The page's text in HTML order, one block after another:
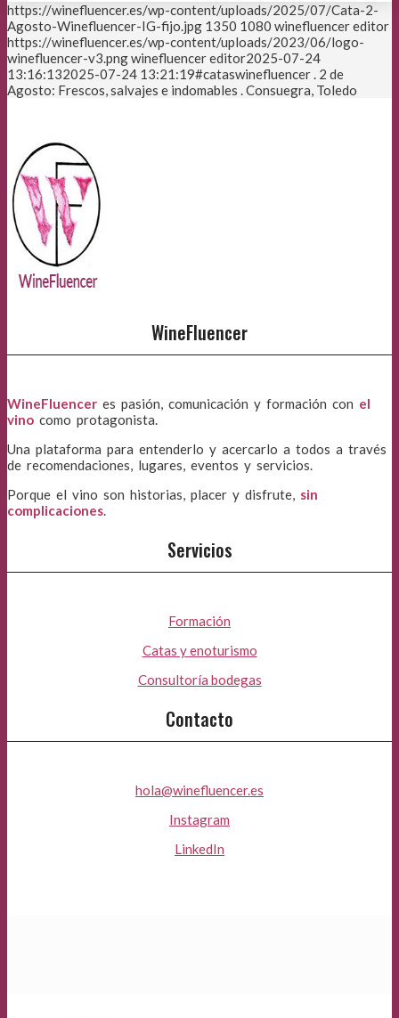
https://winefluencer.es/wp-content/uploads/2025/07/Cata-2-
Agosto-Winefluencer-IG-fijo.jpg 1350 1080 winefluencer editor
https://winefluencer.es/wp-content/uploads/2023/06/logo-
winefluencer-v3.pngwinefluencer editor2025-07-24
13:16:132025-07-24 13:21:19#cataswinefluencer . 2 de
Agosto: Frescos, salvajes e indomables . Consuegra, Toledo
WineFluencer
WineFluencer es pasión, comunicación y formación con el
vino como protagonista.
Una plataforma para entenderlo y acercarlo a todos a través
de recomendaciones, lugares, eventos y servicios.
Porque el vino son historias, placer y disfrute, sin
complicaciones.
Servicios
Formación
Catas y enoturismo
Consultoría bodegas
Contacto
hola@winefluencer.es
Instagram
LinkedIn